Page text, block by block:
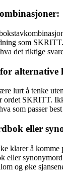
som
det riktige
alternative
lurt å tenke
ordet SKRITT.
som passer
eller
klarer å
eller
og øke